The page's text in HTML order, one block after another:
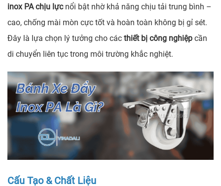
inox PA chịu lựcnổi bật nhờ khả năng chịu tải trung bình –
cao, chống mài mòn cực tốt và hoàn toàn không bị gỉ sét.
Đây là lựa chọn lý tưởng cho các thiết bị công nghiệp cần
di chuyển liên tục trong môi trường khắc nghiệt.
Cấu Tạo & Chất Liệu